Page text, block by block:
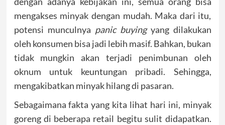
mengakses minyak dengan mudah. Maka dari itu,
potensi munculnya panic buying yang dilakukan
oleh konsumen bisa jadi lebih masif. Bahkan, bukan
tidak mungkin akan terjadi penimbunan oleh
oknum untuk keuntungan pribadi. Sehingga,
mengakibatkan minyak hilang di pasaran.
Sebagaimana fakta yang kita lihat hari ini, minyak
goreng di beberapa retail begitu sulit didapatkan.